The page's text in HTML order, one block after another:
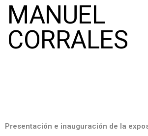
MANUEL
CORRALES
Presentación e inauguración de la